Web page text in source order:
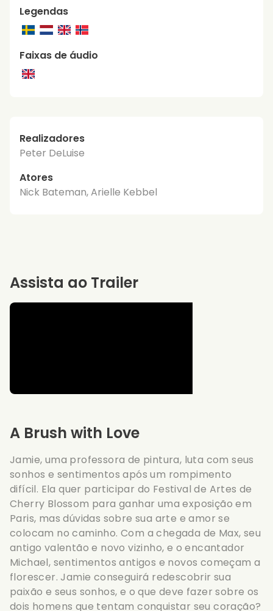
Legendas
Faixas de áudio
Realizadores
Peter DeLuise
Atores
Nick Bateman, Arielle Kebbel
A Brush with Love
Jamie, uma professora de pintura, luta com seus
sonhos e sentimentos após um rompimento
difícil. Ela quer participar do Festival de Artes de
Cherry Blossom para ganhar uma exposição em
Paris, mas dúvidas sobre sua arte e amor se
colocam no caminho. Com a chegada de Max, seu
antigo valentão e novo vizinho, e o encantador
Michael, sentimentos antigos e novos começam a
florescer. Jamie conseguirá redescobrir sua
paixão e seus sonhos, e o que deve fazer sobre os
dois homens que tentam conquistar seu coração?
Assista ao Trailer